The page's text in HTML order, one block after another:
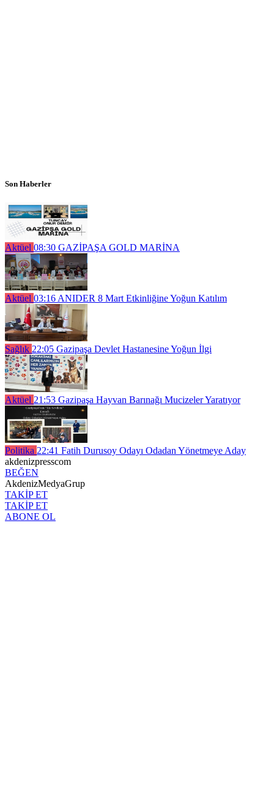
Son Haberler
Aktüel 08:30 GAZİPAŞA GOLD MARİNA
Aktüel 03:16 ANIDER 8 Mart Etkinliğine Yoğun Katılım
Sağlık 22:05 Gazipaşa Devlet Hastanesine Yoğun İlgi
Aktüel 21:53 Gazipaşa Hayvan Barınağı Mucizeler Yaratıyor
Politika 22:41 Fatih Durusoy Odayı Odadan Yönetmeye Aday
akdenizpresscom
BEĞEN
AkdenizMedyaGrup
TAKİP ET
TAKİP ET
ABONE OL